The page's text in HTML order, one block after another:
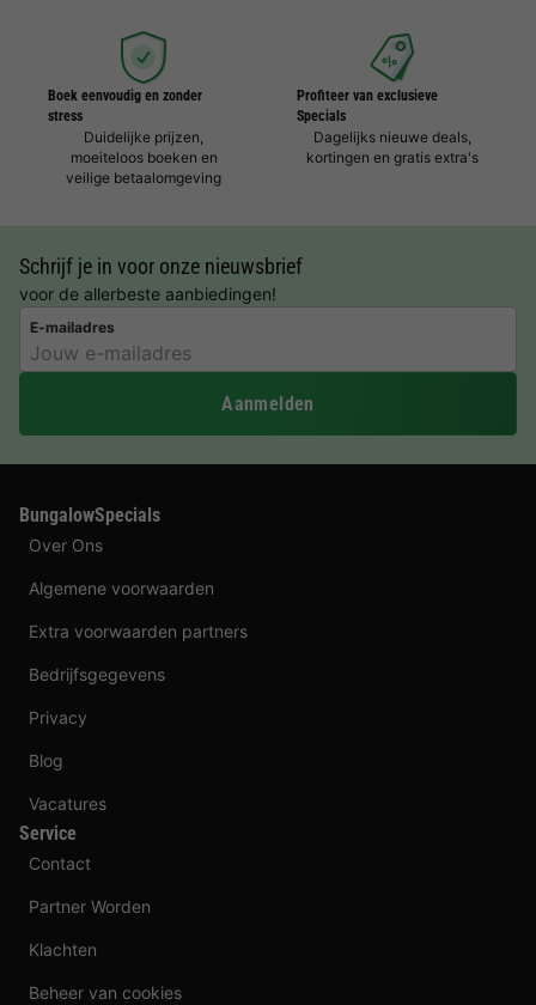
Boek eenvoudig en zonder
stress
Duidelijke prijzen,
moeiteloos boeken en
veilige betaalomgeving
Profiteer van exclusieve
Specials
Dagelijks nieuwe deals,
kortingen en gratis extra's
Schrijf je in voor onze nieuwsbrief
voor de allerbeste aanbiedingen!
E-mailadres
Aanmelden
BungalowSpecials
Over Ons
Algemene voorwaarden
Extra voorwaarden partners
Bedrijfsgegevens
Privacy
Blog
Vacatures
Service
Contact
Partner Worden
Klachten
Beheer van cookies